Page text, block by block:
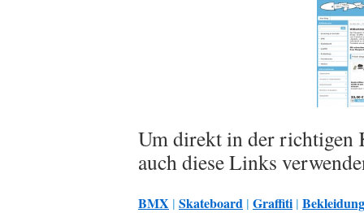
Um direkt in der richtigen
auch diese Links
BMX | Skateboard | Graffiti | Bekleidung